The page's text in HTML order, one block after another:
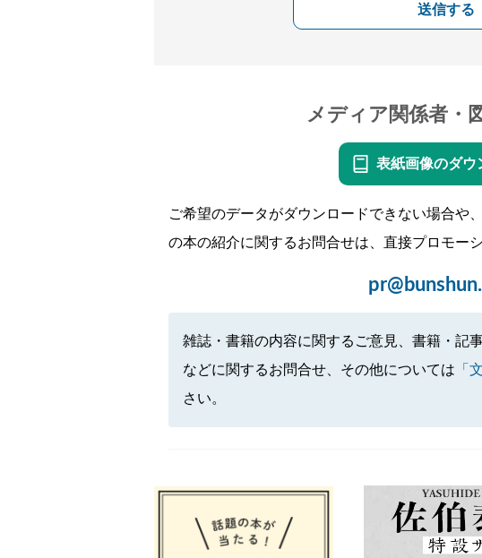
送信する
メディア関係者・
表紙画像のダウ
ご希望のデータがダウンロードできない場合や
の本の紹介に関するお問合せは、直接プロモー
雑誌・書籍の内容に関するご意見、書籍・記
などに関するお問合せ、その他については 「
さい。